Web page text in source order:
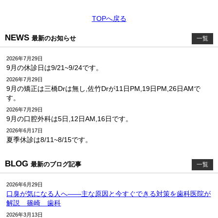
TOPへ戻る
NEWS 最新のお知らせ 一覧
2026年7月29日
9月の休診日は9/21~9/24です。
2026年7月29日
9月の矯正は三橋Drは無し,佐竹Drが11日PM,19日PM,26日AMで
す。
2026年7月29日
9月の口腔外科は5日,12日AM,16日です。
2026年6月17日
夏季休診は8/11~8/15です。
BLOG 最新のブログ記事 一覧
2026年6月29日
口臭が気になる人へ――主な原因と今すぐできる対策を歯科医院が
解説 篠崎 歯科
2026年3月13日